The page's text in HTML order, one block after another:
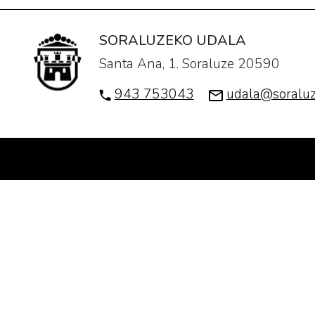
SORALUZEKO UDALA
Santa Ana, 1. Soraluze 20590
943 753043